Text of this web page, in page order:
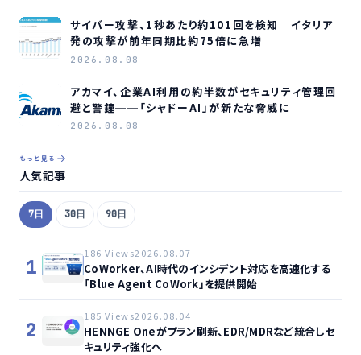
サイバー攻撃、1秒あたり約101回を検知 イタリア
発の攻撃が前年同期比約75倍に急増
2026.08.08
アカマイ、企業AI利用の約半数がセキュリティ管理回
避と警鐘──「シャドーAI」が新たな脅威に
2026.08.08
もっと見る
人気記事
7日 30日 90日
1
186 Views2026.08.07
CoWorker、AI時代のインシデント対応を高速化する
「Blue Agent CoWork」を提供開始
2
185 Views2026.08.04
HENNGE Oneがプラン刷新、EDR/MDRなど統合しセ
キュリティ強化へ